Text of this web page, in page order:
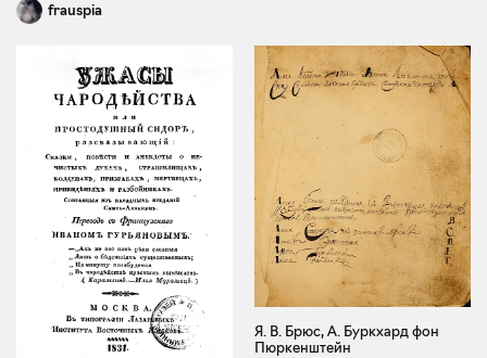
frauspia
Я. В. Брюс, А. Буркхард фон
Пюркенштейн